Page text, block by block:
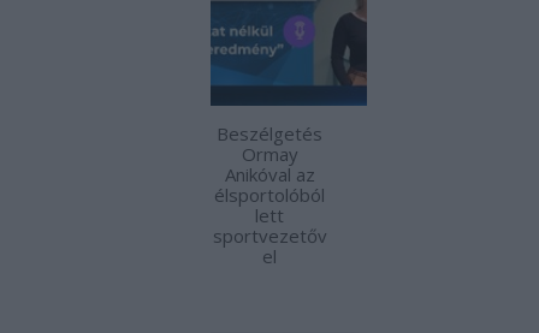
Beszélgetés
Ormay
Anikóval az
élsportolóból
lett
sportvezetőv
el